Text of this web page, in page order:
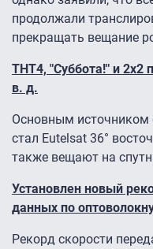
продолжали
прекращать вещание
ТНТ4, "Суббота!" и 2х2
в. д.
Основным источником
стал Eutelsat 36°
также вещают на
Установлен новый
данных по
Рекорд скорости